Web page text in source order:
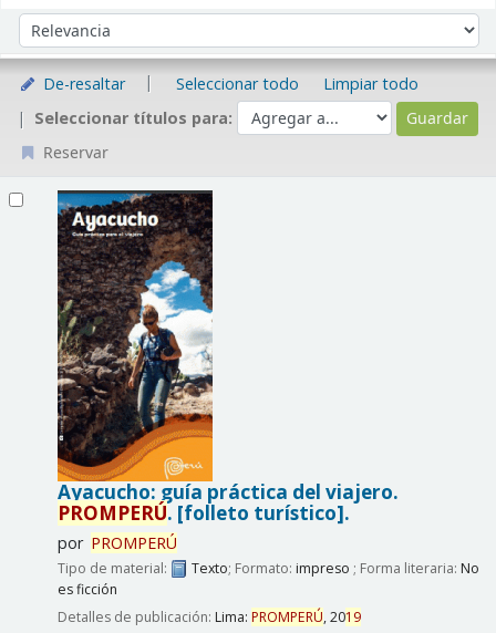
Ordenar por:
De-resaltar Seleccionar todo
Limpiar todo
Seleccionar títulos para:
Reservar
Ayacucho: guía práctica del viajero.
PROMPERÚ. [folleto turístico].
por PROMPERÚ
Tipo de material: Texto; Formato: impreso ; Forma literaria: No
es ficción
Detalles de publicación: Lima: PROMPERÚ,2019